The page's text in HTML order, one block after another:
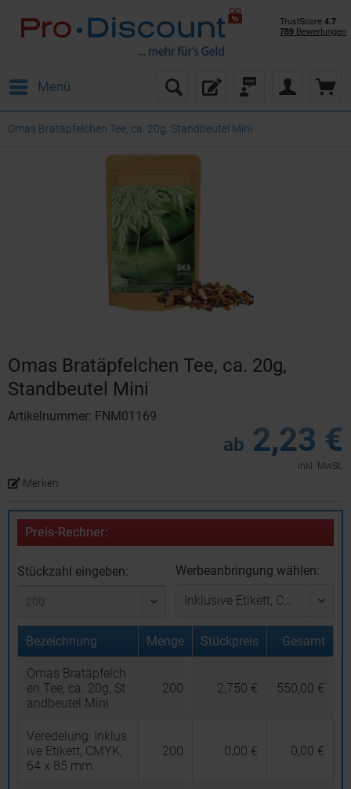
Menü
Omas Bratäpfelchen Tee, ca. 20g, Standbeutel Mini
Omas Bratäpfelchen Tee, ca. 20g,
Standbeutel Mini
Artikelnummer: FNM01169
ab 2,23 €
inkl. MwSt.
Merken
Preis-Rechner:
Stückzahl eingeben: Werbeanbringung wählen:
Bezeichnung Menge Stückpreis Gesamt
Omas Bratäpfelch
en Tee, ca. 20g, St
andbeutel Mini
200 2,750 € 550,00 €
Veredelung: Inklus
ive Etikett, CMYK,
64 x 85 mm
200 0,00 € 0,00 €